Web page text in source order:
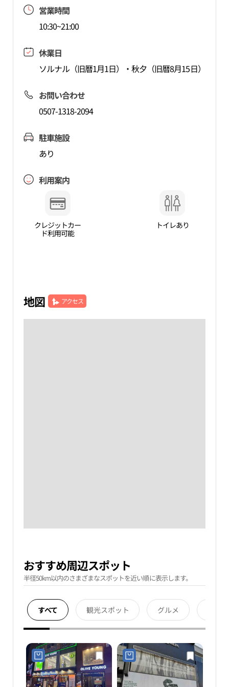
営業時間
10:30~21:00
休業日
ソルナル（旧暦1月1日）・秋夕（旧暦8月15日）
お問い合わせ
0507-1318-2094
駐車施設
あり
利用案内
クレジットカー
ド利用可能
トイレあり
地図 アクセス
おすすめ周辺スポット
半径50km以内のさまざまなスポットを近い順に表示します。
すべて 観光スポット グルメ